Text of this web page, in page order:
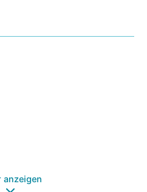
anzeigen